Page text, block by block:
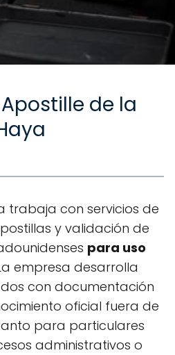
más
de la
trabaja con servicios de
y validación de
para uso
empresa desarrolla
con documentación
oficial fuera de
para particulares
administrativos o